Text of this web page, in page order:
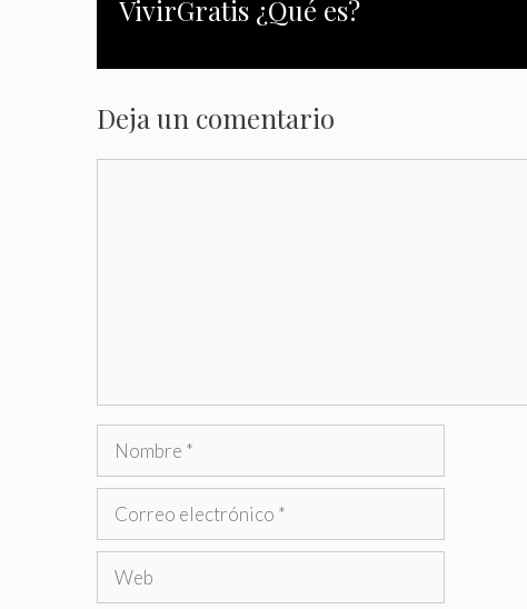
VivirGratis ¿Qué es?
Deja un comentario
Nombre
Correo
Web